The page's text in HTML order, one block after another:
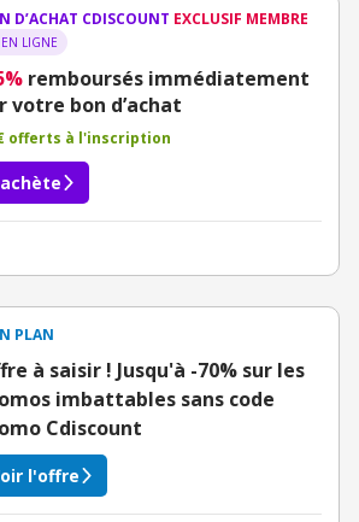
D’ACHAT CDISCOUNT EXCLUSIF MEMBRE
EN LIGNE
remboursés immédiatement
votre bon d’achat
offerts à l'inscription
PLAN
à saisir ! Jusqu'à -70% sur les
imbattables sans code
Cdiscount
l'offre